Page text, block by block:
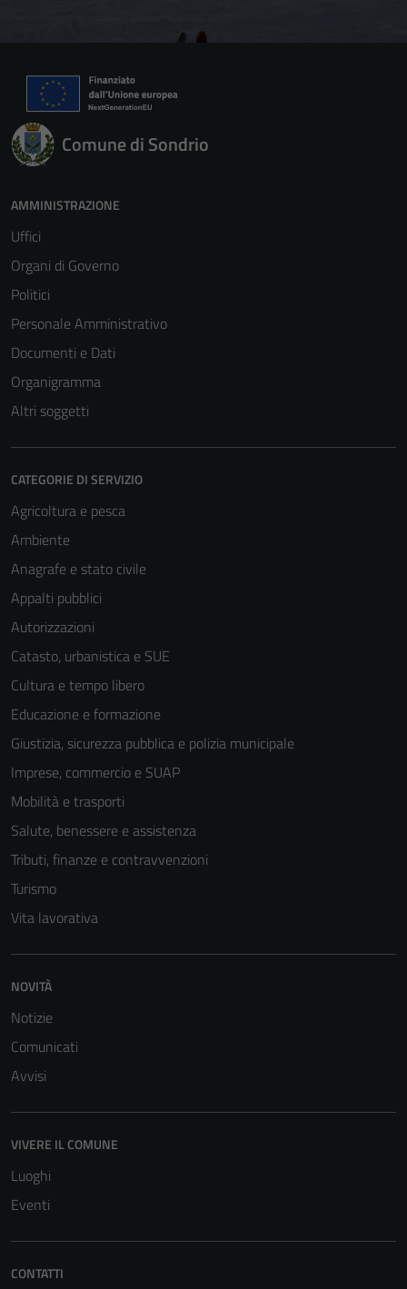
Comune di Sondrio
AMMINISTRAZIONE
Uffici
Organi di Governo
Politici
Personale Amministrativo
Documenti e Dati
Organigramma
Altri soggetti
CATEGORIE DI SERVIZIO
Agricoltura e pesca
Ambiente
Anagrafe e stato civile
Appalti pubblici
Autorizzazioni
Catasto, urbanistica e SUE
Cultura e tempo libero
Educazione e formazione
Giustizia, sicurezza pubblica e polizia municipale
Imprese, commercio e SUAP
Mobilità e trasporti
Salute, benessere e assistenza
Tributi, finanze e contravvenzioni
Turismo
Vita lavorativa
NOVITÀ
Notizie
Comunicati
Avvisi
VIVERE IL COMUNE
Luoghi
Eventi
CONTATTI